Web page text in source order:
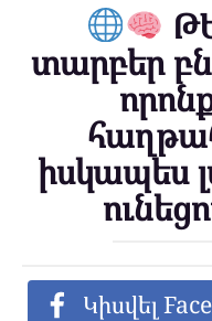
տարբեր
իսկապես
Կիսվել